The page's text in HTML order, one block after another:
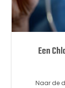
Een
Naar de